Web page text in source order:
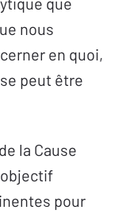
nous
en quoi,
peut être
la Cause
pour